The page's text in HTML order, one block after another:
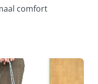
comfort